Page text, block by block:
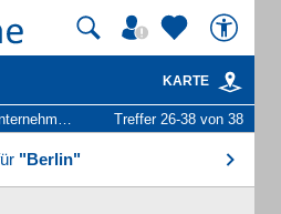
KARTE
und Personen Treffer 26-38 von 38
"Berlin"